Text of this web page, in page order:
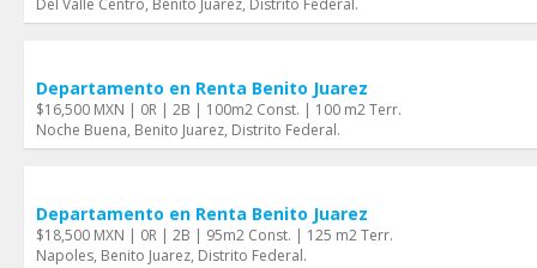
Del Valle Centro, Benito Juarez, Distrito Federal.
Departamento en Renta Benito Juarez
$16,500 MXN | 0R | 2B | 100m2 Const. | 100 m2 Terr.
Noche Buena, Benito Juarez, Distrito Federal.
Departamento en Renta Benito Juarez
$18,500 MXN | 0R | 2B | 95m2 Const. | 125 m2 Terr.
Napoles, Benito Juarez, Distrito Federal.